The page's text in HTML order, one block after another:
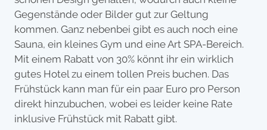
Gegenstände oder Bilder gut zur Geltung
kommen. Ganz nebenbei gibt es auch noch eine
Sauna, ein kleines Gym und eine Art SPA-Bereich.
Mit einem Rabatt von 30% könnt ihr ein wirklich
gutes Hotel zu einem tollen Preis buchen. Das
Frühstück kann man für ein paar Euro pro Person
direkt hinzubuchen, wobei es leider keine Rate
inklusive Frühstück mit Rabatt gibt.